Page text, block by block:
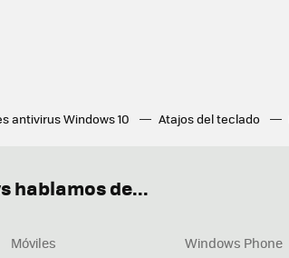
antivirus Windows 10 Atajos del teclado
hablamos de...
Móviles
Windows Phone